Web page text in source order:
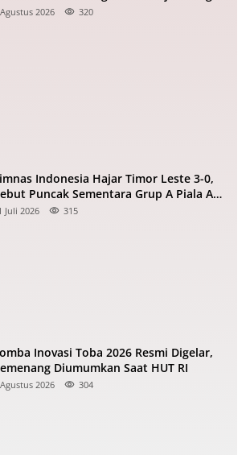
Merah Putih
2026 320
Indonesia Hajar Timor Leste 3-0,
Puncak Sementara Grup A Piala AFF
Juli 2026 315
Inovasi Toba 2026 Resmi Digelar,
Diumumkan Saat HUT RI
2026 304